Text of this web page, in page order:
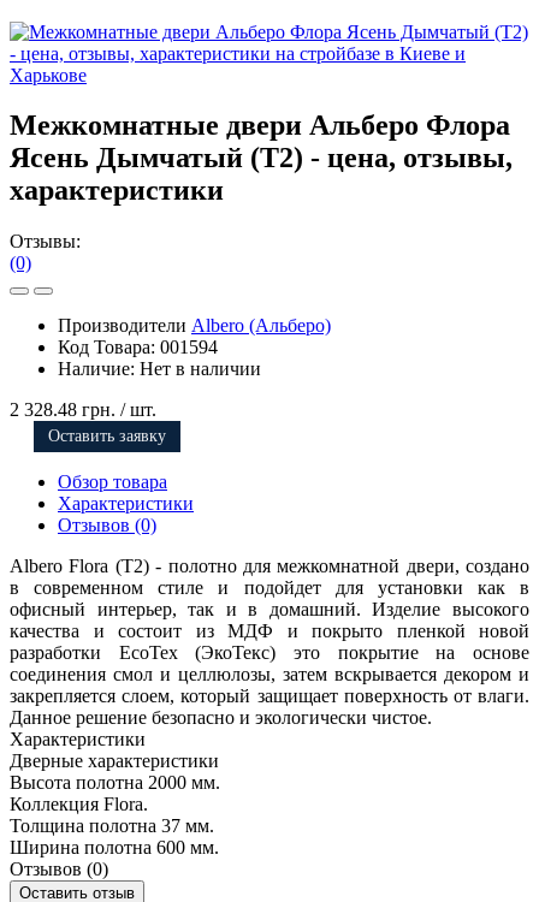
Межкомнатные двери Альберо Флора
Ясень Дымчатый (Т2) - цена, отзывы,
характеристики
Отзывы:
(0)
Производители Albero (Альберо)
Код Товара: 001594
Наличие: Нет в наличии
2 328.48 грн. / шт.
Оставить заявку
Обзор товара
Характеристики
Отзывов (0)
Albero Flora (Т2) - полотно для межкомнатной двери, создано
в современном стиле и подойдет для установки как в
офисный интерьер, так и в домашний. Изделие высокого
качества и состоит из МДФ и покрыто пленкой новой
разработки EcoTex (ЭкоТекс) это покрытие на основе
соединения смол и целлюлозы, затем вскрывается декором и
закрепляется слоем, который защищает поверхность от влаги.
Данное решение безопасно и экологически чистое.
Характеристики
Дверные характеристики
Высота полотна 2000 мм.
Коллекция Flora.
Толщина полотна 37 мм.
Ширина полотна 600 мм.
Отзывов (0)
Оставить отзыв